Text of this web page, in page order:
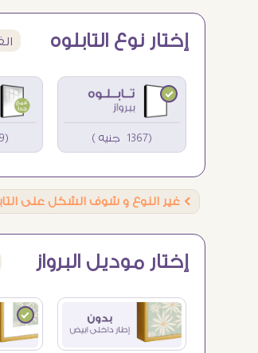
إختار نوع التابلوه
(1367 جنيه ) (1659 جنيه )
Ö غير النوع و شوف الشكل على
إختار موديل البرواز